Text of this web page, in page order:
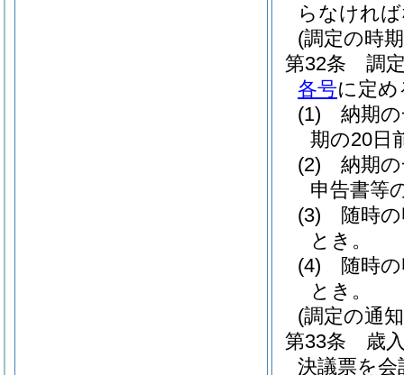
らなけれ
(調定の時
第32条
調
各号に定
(1)
納期
期の20日
(2)
納期
申告書等
(3)
随時
とき。
(4)
随時
とき。
(調定の通
第33条
歳
決議票を